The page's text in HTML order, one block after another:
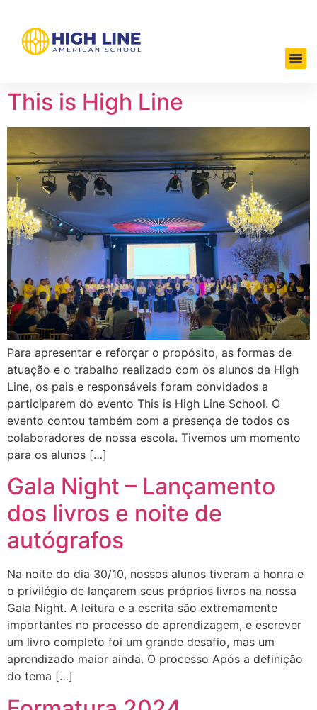
CATEGORIA:
NOTÍCIAS
This is High Line
Para apresentar e reforçar o propósito, as formas de
atuação e o trabalho realizado com os alunos da High
Line, os pais e responsáveis foram convidados a
participarem do evento This is High Line School. O
evento contou também com a presença de todos os
colaboradores de nossa escola. Tivemos um momento
para os alunos […]
Gala Night – Lançamento
dos livros e noite de
autógrafos
Na noite do dia 30/10, nossos alunos tiveram a honra e
o privilégio de lançarem seus próprios livros na nossa
Gala Night. A leitura e a escrita são extremamente
importantes no processo de aprendizagem, e escrever
um livro completo foi um grande desafio, mas um
aprendizado maior ainda. O processo Após a definição
do tema […]